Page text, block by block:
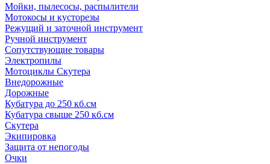
Мойки, пылесосы, распылители
Мотокосы и кусторезы
Режущий и заточной инструмент
Ручной инструмент
Сопутствующие товары
Электропилы
Мотоциклы Скутера
Внедорожные
Дорожные
Кубатура до 250 кб.см
Кубатура свыше 250 кб.см
Скутера
Экипировка
Защита от непогоды
Очки